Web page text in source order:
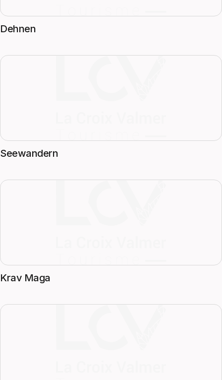
Dehnen
Seewandern
Krav Maga